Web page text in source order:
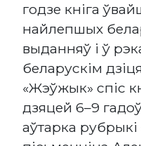
годзе кніга
найлепшых
выданняў і ў
беларускім
«Жэўжык» спіс
дзяцей 6–9
аўтарка